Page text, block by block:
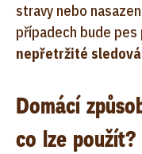
stravy nebo
případech bude
nepřetržité
Domácí
co lze použít?